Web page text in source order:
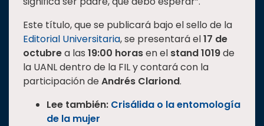
Este título, que se publicará bajo el sello de la
Editorial Universitaria, se presentará el17 de
octubrea las 19:00 horasen el stand 1019de
la UANL dentro de la FIL y contará con la
participación deAndrés Clariond.
Lee también: Crisálida o la entomología
de la mujer